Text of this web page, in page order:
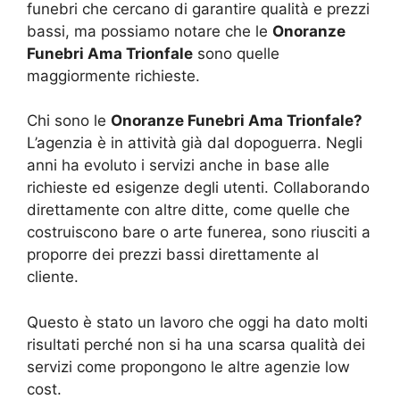
funebri che cercano di garantire qualità e prezzi
bassi, ma possiamo notare che le Onoranze
Funebri Ama Trionfale sono quelle
maggiormente richieste.
Chi sono le Onoranze Funebri Ama Trionfale?
L’agenzia è in attività già dal dopoguerra. Negli
anni ha evoluto i servizi anche in base alle
richieste ed esigenze degli utenti. Collaborando
direttamente con altre ditte, come quelle che
costruiscono bare o arte funerea, sono riusciti a
proporre dei prezzi bassi direttamente al
cliente.
Questo è stato un lavoro che oggi ha dato molti
risultati perché non si ha una scarsa qualità dei
servizi come propongono le altre agenzie low
cost.